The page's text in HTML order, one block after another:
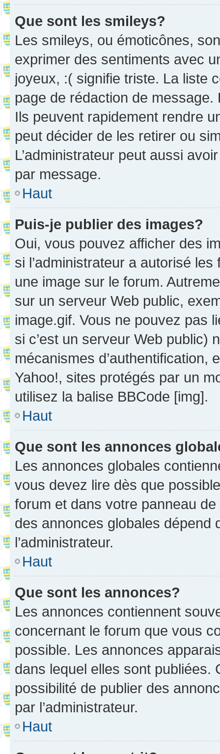
Que sont les smileys?
Les smileys, ou émoticônes,
exprimer des sentiments avec
joyeux, :( signifie triste. La liste
page de rédaction de
Ils peuvent rapidement rendre
peut décider de les retirer ou
L’administrateur peut aussi
par message.
Haut
Puis-je publier des images?
Oui, vous pouvez afficher des
si l’administrateur a autorisé
une image sur le forum.
sur un serveur Web public,
image.gif. Vous ne pouvez pas
si c’est un serveur Web public)
mécanismes d’authentification,
Yahoo!, sites protégés par un
utilisez la balise BBCode [img].
Haut
Que sont les annonces
Les annonces globales
vous devez lire dès que
forum et dans votre panneau
des annonces globales dépend
l’administrateur.
Haut
Que sont les annonces?
Les annonces contiennent
concernant le forum que vous
possible. Les annonces
dans lequel elles sont publiées.
possibilité de publier des
par l’administrateur.
Haut